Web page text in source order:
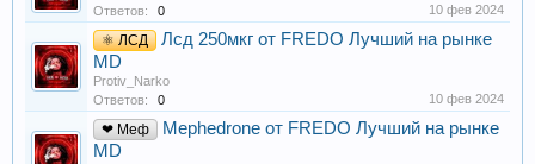
Ответов:
0 10 фев 2024
⚛ ЛСД
Лсд 250мкг от FREDO Лучший на рынке
MD
Protiv_Narko
Ответов:
0 10 фев 2024
❤ Меф
Mephedrone от FREDO Лучший на рынке
MD